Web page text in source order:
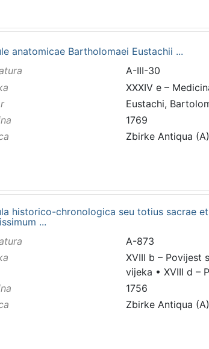
anatomicae Bartholomaei Eustachii ...
A-III-30
XXXIV e –
Eustachi,
1769
Zbirke Antiqua
historico-chronologica seu totius sacrae
...
A-873
XVIII b – Povijest
vijeka • XVIII d –
1756
Zbirke Antiqua